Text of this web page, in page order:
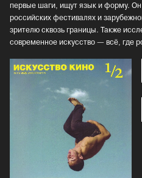
первые шаги, ищут язык и форму.
российских фестивалях и
зрителю сквозь границы. Также
современное искусство — всё, где